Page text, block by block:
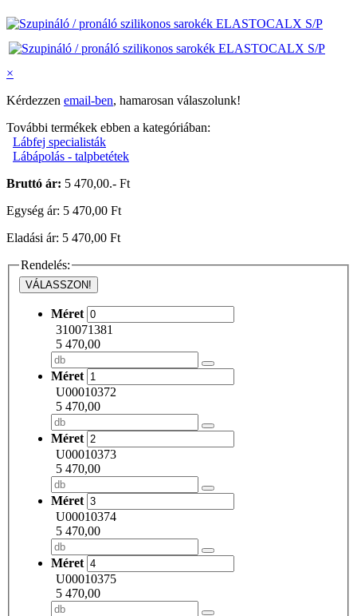
×
Kérdezzen email-ben, hamarosan válaszolunk!
További termékek ebben a kategóriában:
Lábfej specialisták
Lábápolás - talpbetétek
Bruttó ár: 5 470,00.- Ft
Egység ár: 5 470,00 Ft
Eladási ár: 5 470,00 Ft
Rendelés:
VÁLASSZON!
Méret
310071381
5 470,00
Méret
U00010372
5 470,00
Méret
U00010373
5 470,00
Méret
U00010374
5 470,00
Méret
U00010375
5 470,00